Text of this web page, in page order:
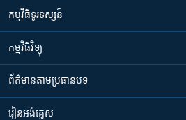
កម្មវិធី​ទូរទស្សន៍
កម្មវិធី​វិទ្យុ
ព័ត៌មាន​តាមប្រធានបទ​
រៀន​​អង់គ្លេស